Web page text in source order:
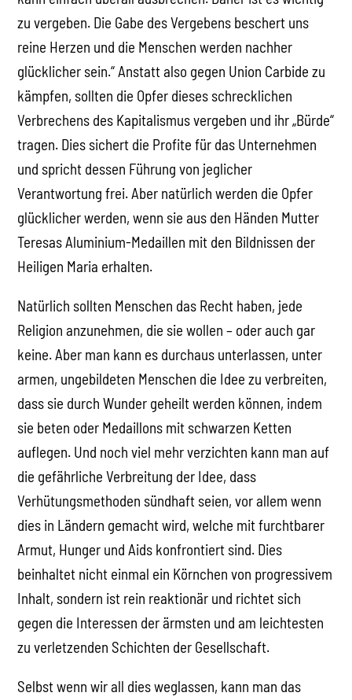
zu vergeben. Die Gabe des Vergebens beschert uns
reine Herzen und die Menschen werden nachher
glücklicher sein.“ Anstatt also gegen Union Carbide zu
kämpfen, sollten die Opfer dieses schrecklichen
Verbrechens des Kapitalismus vergeben und ihr „Bürde“
tragen. Dies sichert die Profite für das Unternehmen
und spricht dessen Führung von jeglicher
Verantwortung frei. Aber natürlich werden die Opfer
glücklicher werden, wenn sie aus den Händen Mutter
Teresas Aluminium-Medaillen mit den Bildnissen der
Heiligen Maria erhalten.
Natürlich sollten Menschen das Recht haben, jede
Religion anzunehmen, die sie wollen – oder auch gar
keine. Aber man kann es durchaus unterlassen, unter
armen, ungebildeten Menschen die Idee zu verbreiten,
dass sie durch Wunder geheilt werden können, indem
sie beten oder Medaillons mit schwarzen Ketten
auflegen. Und noch viel mehr verzichten kann man auf
die gefährliche Verbreitung der Idee, dass
Verhütungsmethoden sündhaft seien, vor allem wenn
dies in Ländern gemacht wird, welche mit furchtbarer
Armut, Hunger und Aids konfrontiert sind. Dies
beinhaltet nicht einmal ein Körnchen von progressivem
Inhalt, sondern ist rein reaktionär und richtet sich
gegen die Interessen der ärmsten und am leichtesten
zu verletzenden Schichten der Gesellschaft.
Selbst wenn wir all dies weglassen, kann man das